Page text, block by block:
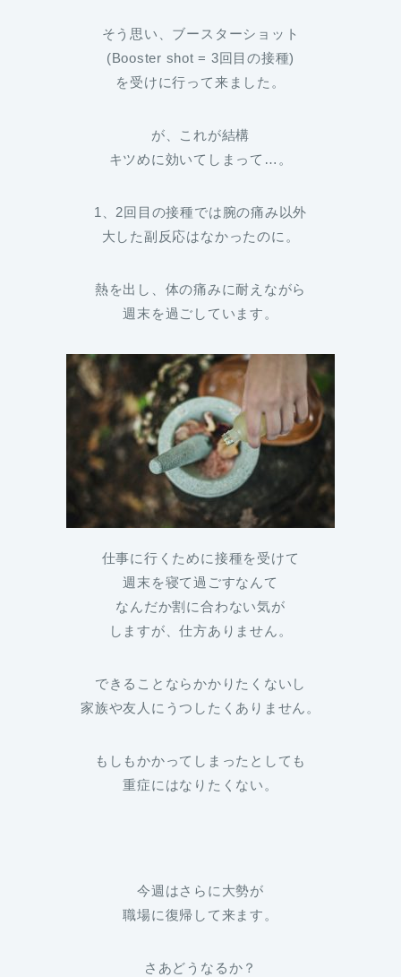
そう思い、ブースターショット
(Booster shot = 3回目の接種)
を受けに行って来ました。
が、これが結構
キツめに効いてしまって…。
1、2回目の接種では腕の痛み以外
大した副反応はなかったのに。
熱を出し、体の痛みに耐えながら
週末を過ごしています。
仕事に行くために接種を受けて
週末を寝て過ごすなんて
なんだか割に合わない気が
しますが、仕方ありません。
できることならかかりたくないし
家族や友人にうつしたくありません。
もしもかかってしまったとしても
重症にはなりたくない。
今週はさらに大勢が
職場に復帰して来ます。
さあどうなるか？